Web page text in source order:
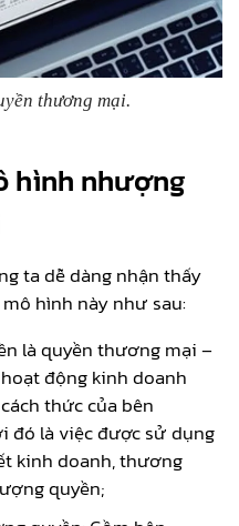
thương mại.
hình nhượng
ta dễ dàng nhận thấy
hình này như sau:
là quyền thương mại –
động kinh doanh
thức của bên
đó là việc được sử dụng
kinh doanh, thương
quyền;